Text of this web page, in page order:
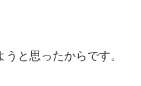
と思ったからです。